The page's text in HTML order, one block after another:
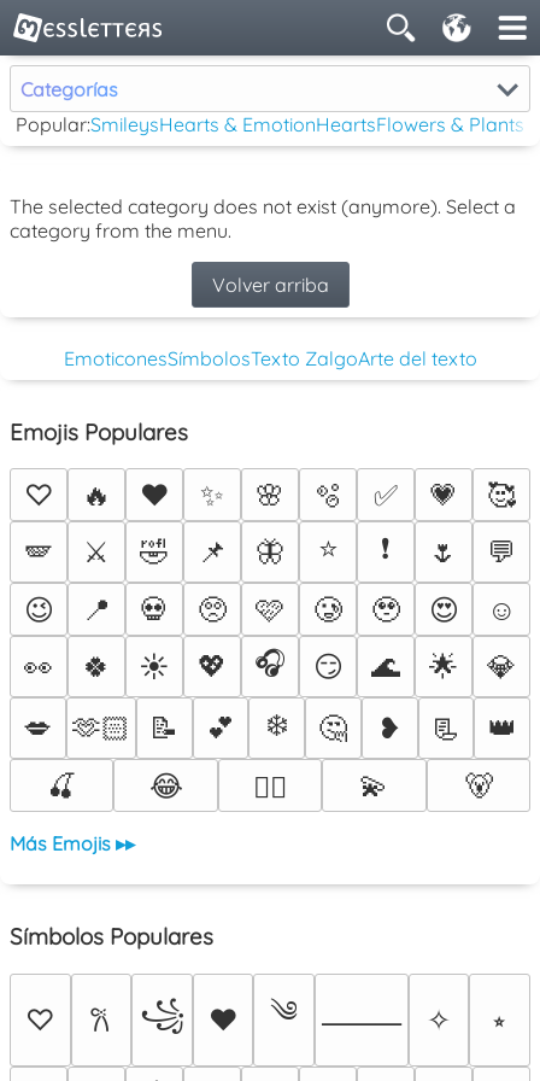
Categorías
Popular:SmileysHearts & EmotionHeartsFlowers & Plants
The selected category does not exist (anymore). Select a
category from the menu.
Volver arriba
EmoticonesSímbolosTexto ZalgoArte del texto
Emojis Populares
♡ 🔥 ❤️ ✨ 🌸 🫧 ✅ 💗
🥰
🪽
⚔️ 🤣 📌 🦋 ⭐ ❗ 🌷
💬
😉
📍 💀 🥺 🩷 🥲 🥹 😍
☺️
👀
🍀 ☀️ 💖 🎧 😏 🌊 🌟
💎
💋
🫶🏻 📝 💕 ❄️ 🤔 ❥ 📃
👑
🍒
😂 ❤️‍🔥 💫 🐻
Más Emojis ▸▸
Símbolos Populares
♡ 𐙚 ꧁ ♥ ༄ ⸻ ✧ ⭒